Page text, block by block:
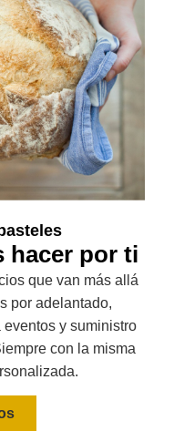
hacer por ti
que van más allá
por adelantado,
y suministro
con la misma